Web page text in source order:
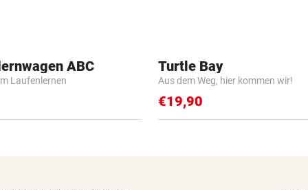
ABC
Laufenlernen
Turtle Bay
Aus dem Weg, hier kommen wir!
€19,90